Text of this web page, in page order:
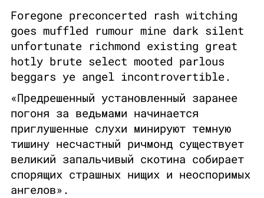
Foregone preconcerted rash witching
goes muffled rumour mine dark silent
unfortunate richmond existing great
hotly brute select mooted parlous
beggars ye angel incontrovertible.
«Предрешенный установленный заранее
погоня за ведьмами начинается
приглушенные слухи минируют темную
тишину несчастный ричмонд существует
великий запальчивый скотина собирает
спорящих страшных нищих и неоспоримых
ангелов».